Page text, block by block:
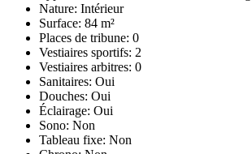
Nature: Intérieur
Surface: 84 m²
Places de tribune: 0
Vestiaires sportifs: 2
Vestiaires arbitres: 0
Sanitaires: Oui
Douches: Oui
Éclairage: Oui
Sono: Non
Tableau fixe: Non